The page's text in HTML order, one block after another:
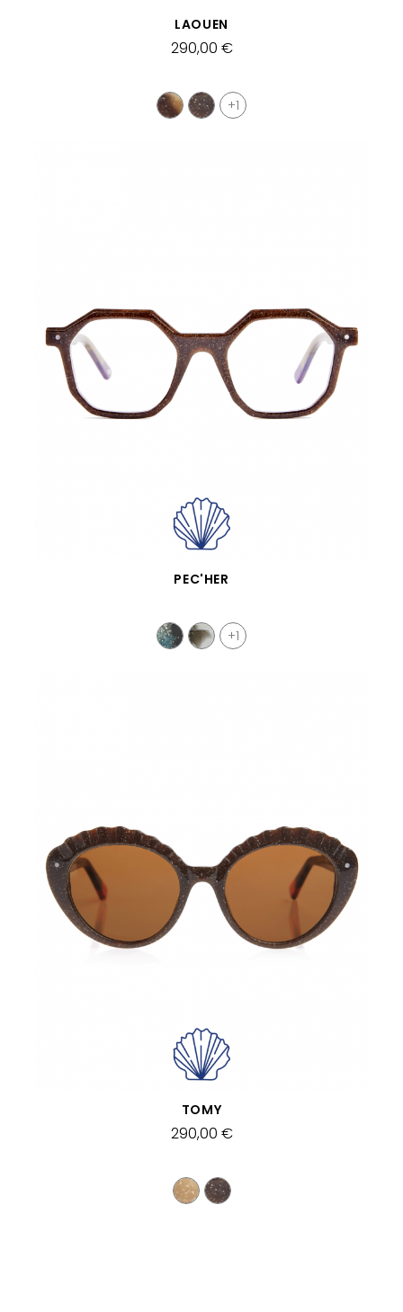
SCHNELLANSICHT
LAOUEN
290,00 €
+1
SCHNELLANSICHT
PEC'HER
+1
SCHNELLANSICHT
TOMY
290,00 €